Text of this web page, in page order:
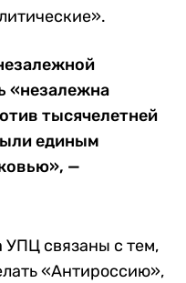
«незалежна
тысячелетней
единым
—
УПЦ связаны с тем,
«Антироссию»,